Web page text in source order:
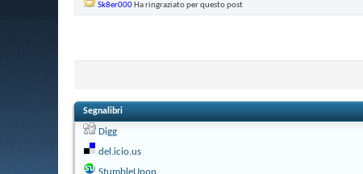
Sk8er000Ha ringraziato per questo post
Segnalibri
Digg
del.icio.us